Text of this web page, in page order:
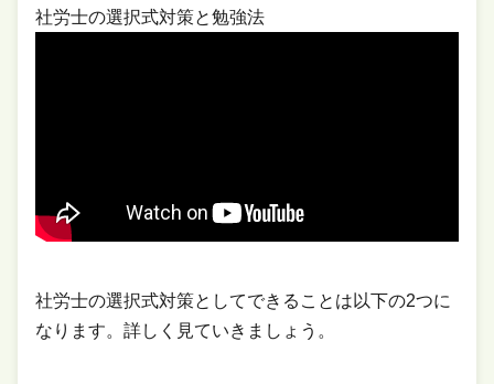
社労士の選択式対策と勉強法
社労士の選択式対策としてできることは以下の2つに
なります。詳しく見ていきましょう。